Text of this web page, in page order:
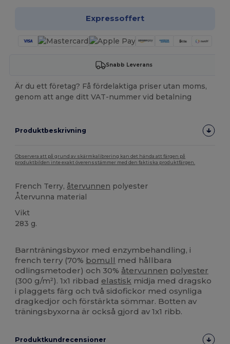
Expressoffert
Snabb Leverans
Är du ett företag? Få fördelaktiga priser utan moms,
genom att ange ditt VAT-nummer vid betalning
Produktbeskrivning
Observera att på grund av skärmkalibrering kan det hända att färgen på
produktbilden inte exakt överensstämmer med den faktiska produktfärgen.
French Terry, återvunnen polyester
Återvunna material
Vikt
283 g.
Barnträningsbyxor med enzymbehandling, i
french terry (70% bomull med hållbara
odlingsmetoder) och 30% återvunnen polyester
(300 g/m²). 1x1 ribbad elastisk midja med dragsko
i plaggets färg och två sidofickor med osynliga
dragkedjor och förstärkta sömmar. Botten av
träningsbyxorna är också gjord av 1x1 ribb.
Produktkundrecensioner